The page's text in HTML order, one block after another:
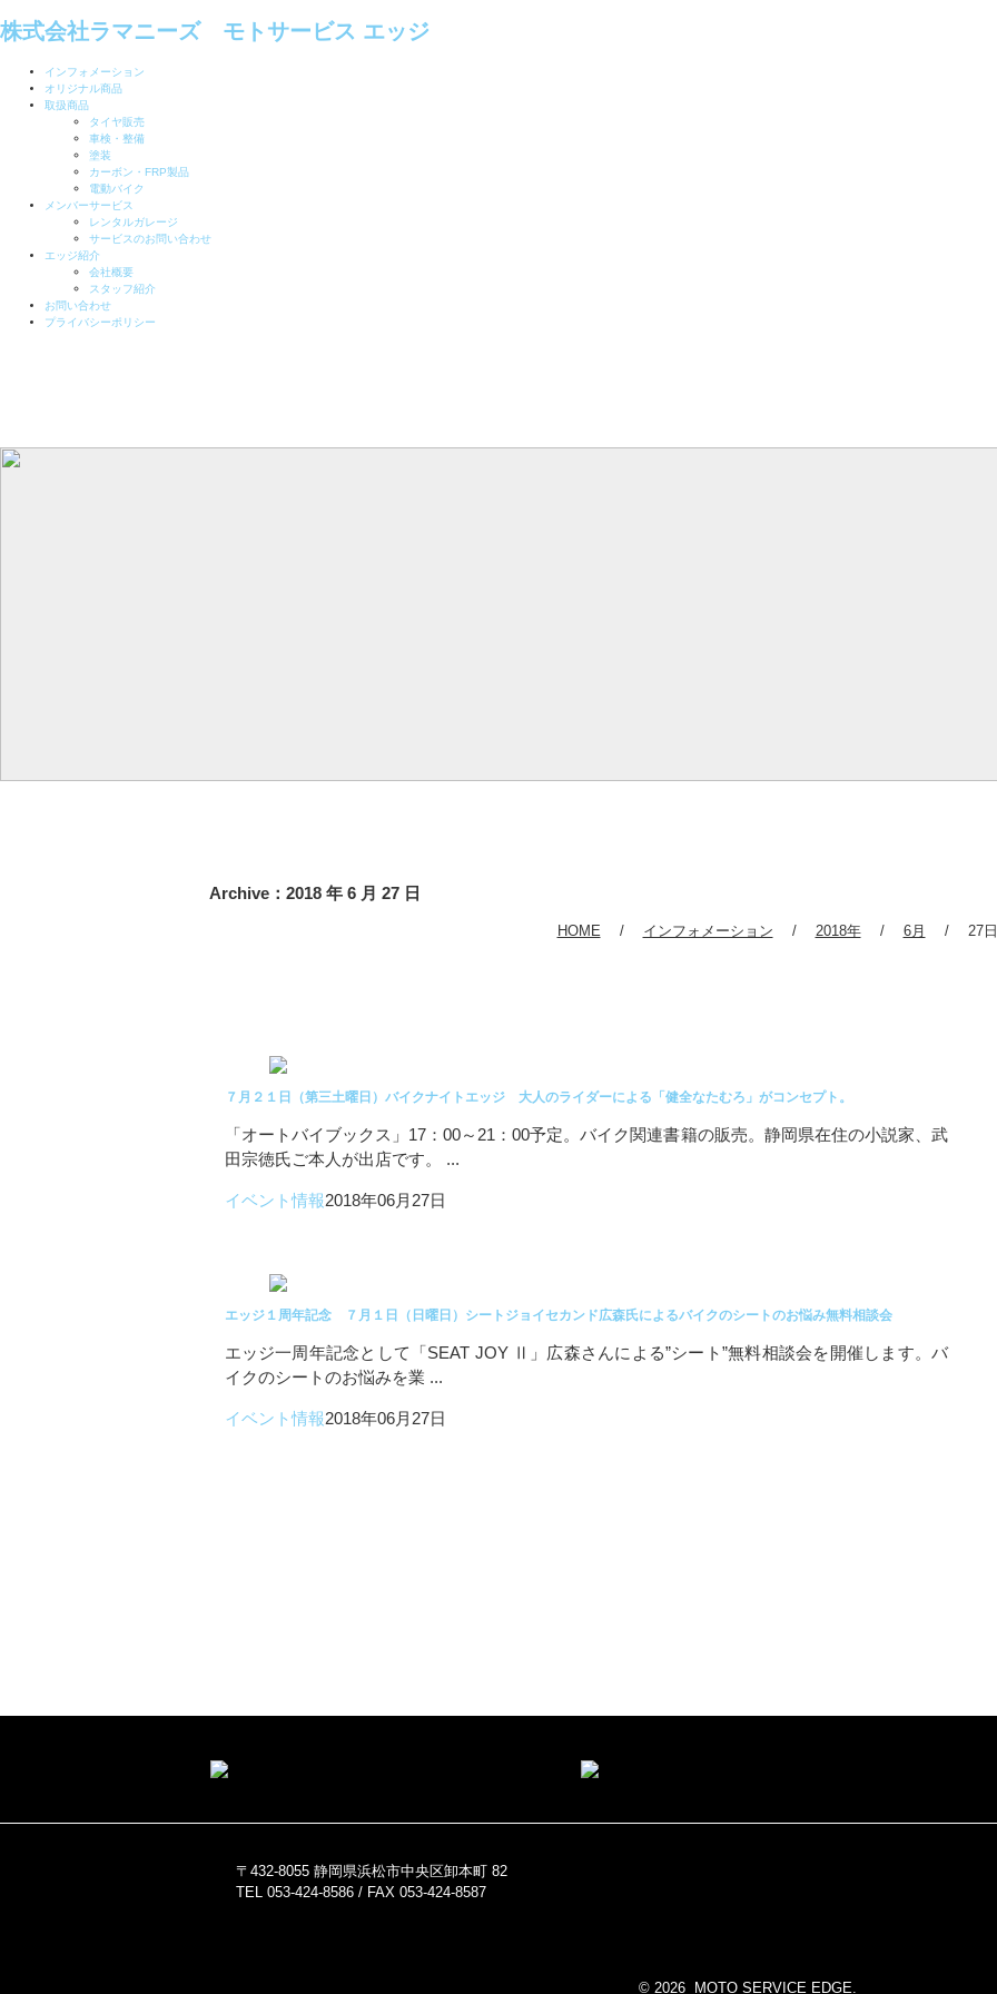
株式会社ラマニーズ モトサービス エッジ
インフォメーション
オリジナル商品
取扱商品
タイヤ販売
車検・整備
塗装
カーボン・FRP製品
電動バイク
メンバーサービス
レンタルガレージ
サービスのお問い合わせ
エッジ紹介
会社概要
スタッフ紹介
お問い合わせ
プライバシーポリシー
Archive：2018 年 6 月 27 日
HOME インフォメーション 2018年 6月 27日
７月２１日（第三土曜日）バイクナイトエッジ 大人のライダーによる「健全なたむろ」がコンセプト。
「オートバイブックス」17：00～21：00予定。バイク関連書籍の販売。静岡県在住の小説家、武
田宗徳氏ご本人が出店です。 ...
イベント情報2018年06月27日
エッジ１周年記念 ７月１日（日曜日）シートジョイセカンド広森氏によるバイクのシートのお悩み無料相談会
エッジ一周年記念として「SEAT JOY Ⅱ」広森さんによる”シート”無料相談会を開催します。バ
イクのシートのお悩みを業 ...
イベント情報2018年06月27日
〒432-8055 静岡県浜松市中央区卸本町 82
TEL 053-424-8586 / FAX 053-424-8587
© 2026 MOTO SERVICE EDGE.